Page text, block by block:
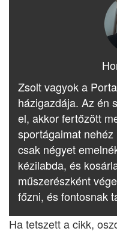
Zsolt vagyok a
házigazdája. Az én
el, akkor fertőzött
sportágaimat
csak négyet
kézilabda, és
műszerészként
főzni, és fontosnak
Ha tetszett a cikk,